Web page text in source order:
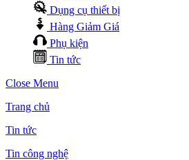
Dụng cụ thiết bị
Hàng Giảm Giá
Phụ kiện
Tin tức
Close Menu
Trang chủ
Tin tức
Tin công nghệ